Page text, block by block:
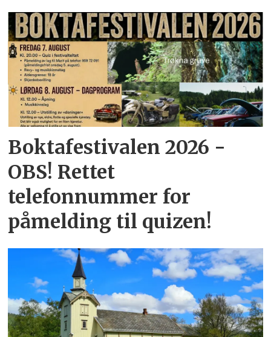
Boktafestivalen 2026 -
OBS! Rettet
telefonnummer for
påmelding til quizen!